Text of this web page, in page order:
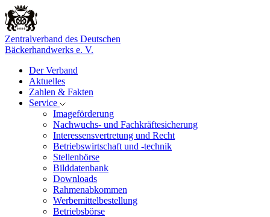
Zentralverband des Deutschen
Bäckerhandwerks e. V.
Der Verband
Aktuelles
Zahlen & Fakten
Service
Imageförderung
Nachwuchs- und Fachkräftesicherung
Interessensvertretung und Recht
Betriebswirtschaft und -technik
Stellenbörse
Bilddatenbank
Downloads
Rahmenabkommen
Werbemittelbestellung
Betriebsbörse